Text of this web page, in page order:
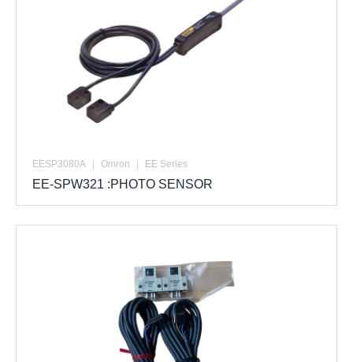
EESP3080A Omron EE Series
EE-SPW321 :PHOTO SENSOR